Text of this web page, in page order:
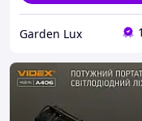
Garden Lux